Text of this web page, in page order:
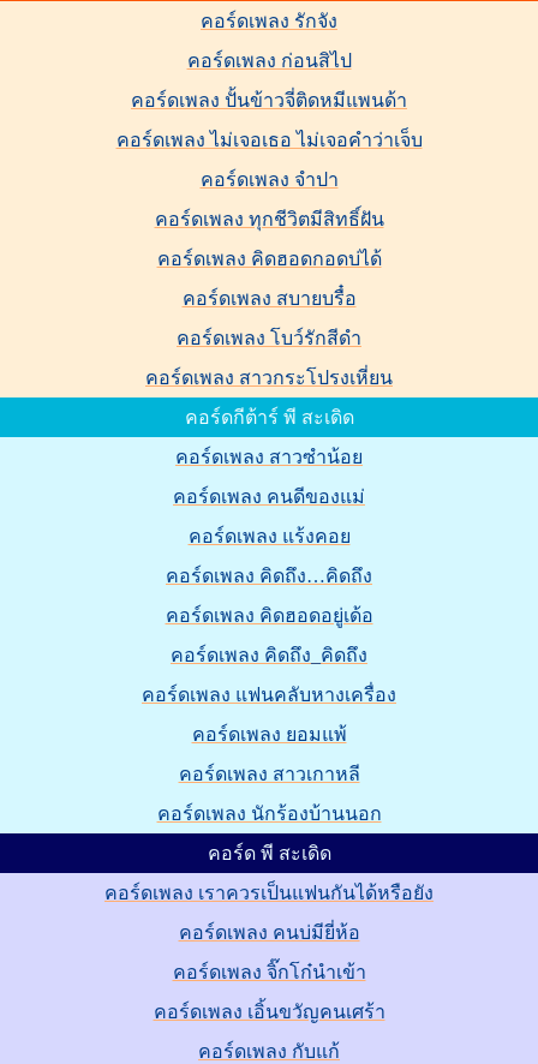
คอร์ดเพลง รักจัง
คอร์ดเพลง ก่อนสิไป
คอร์ดเพลง ปั้นข้าวจี่ติดหมีแพนด้า
คอร์ดเพลง ไม่เจอเธอ ไม่เจอคำว่าเจ็บ
คอร์ดเพลง จำปา
คอร์ดเพลง ทุกชีวิตมีสิทธิ์ฝัน
คอร์ดเพลง คิดฮอดกอดบ่ได้
คอร์ดเพลง สบายบรื๋อ
คอร์ดเพลง โบว์รักสีดำ
คอร์ดเพลง สาวกระโปรงเหี่ยน
คอร์ดกีต้าร์ พี สะเดิด
คอร์ดเพลง สาวซำน้อย
คอร์ดเพลง คนดีของแม่
คอร์ดเพลง แร้งคอย
คอร์ดเพลง คิดถึง…คิดถึง
คอร์ดเพลง คิดฮอดอยู่เด้อ
คอร์ดเพลง คิดถึง_คิดถึง
คอร์ดเพลง แฟนคลับหางเครื่อง
คอร์ดเพลง ยอมแพ้
คอร์ดเพลง สาวเกาหลี
คอร์ดเพลง นักร้องบ้านนอก
คอร์ด พี สะเดิด
คอร์ดเพลง เราควรเป็นแฟนกันได้หรือยัง
คอร์ดเพลง คนบ่มียี่ห้อ
คอร์ดเพลง จิ๊กโก๋นำเข้า
คอร์ดเพลง เอิ้นขวัญคนเศร้า
คอร์ดเพลง กับแก้